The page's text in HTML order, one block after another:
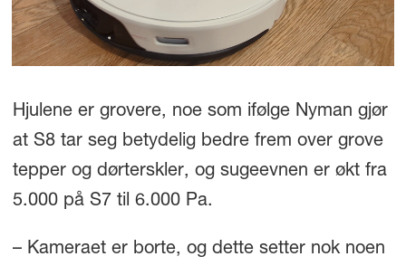
Hjulene er grovere, noe som ifølge Nyman gjør
at S8 tar seg betydelig bedre frem over grove
tepper og dørterskler, og sugeevnen er økt fra
5.000 på S7 til 6.000 Pa.
– Kameraet er borte, og dette setter nok noen